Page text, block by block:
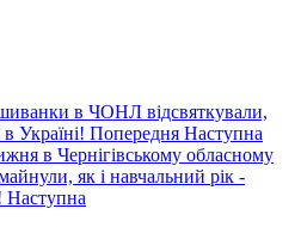
в ЧОНЛ відсвяткували,
Україні! Попередня Наступна
в Чернігівському обласному
як і навчальний рік -
Наступна